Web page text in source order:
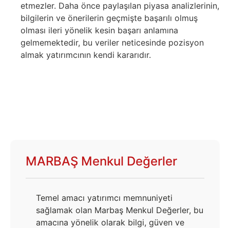
etmezler. Daha önce paylaşılan piyasa analizlerinin,
bilgilerin ve önerilerin geçmişte başarılı olmuş
olması ileri yönelik kesin başarı anlamına
gelmemektedir, bu veriler neticesinde pozisyon
almak yatırımcının kendi kararıdır.
MARBAŞ Menkul Değerler
Temel amacı yatırımcı memnuniyeti
sağlamak olan Marbaş Menkul Değerler, bu
amacına yönelik olarak bilgi, güven ve